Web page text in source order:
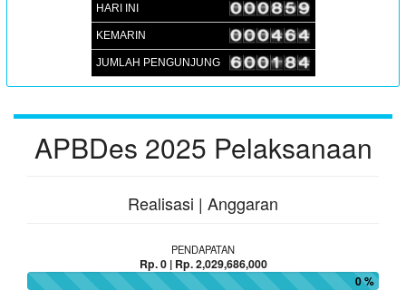
JUFRI (SEKDES SAMBUEJA)
HARI INI
KEMARIN
JUMLAH PENGUNJUNG
APBDes 2025 Pelaksanaan
Realisasi | Anggaran
PENDAPATAN
Rp. 0 | Rp. 2,029,686,000
0 %